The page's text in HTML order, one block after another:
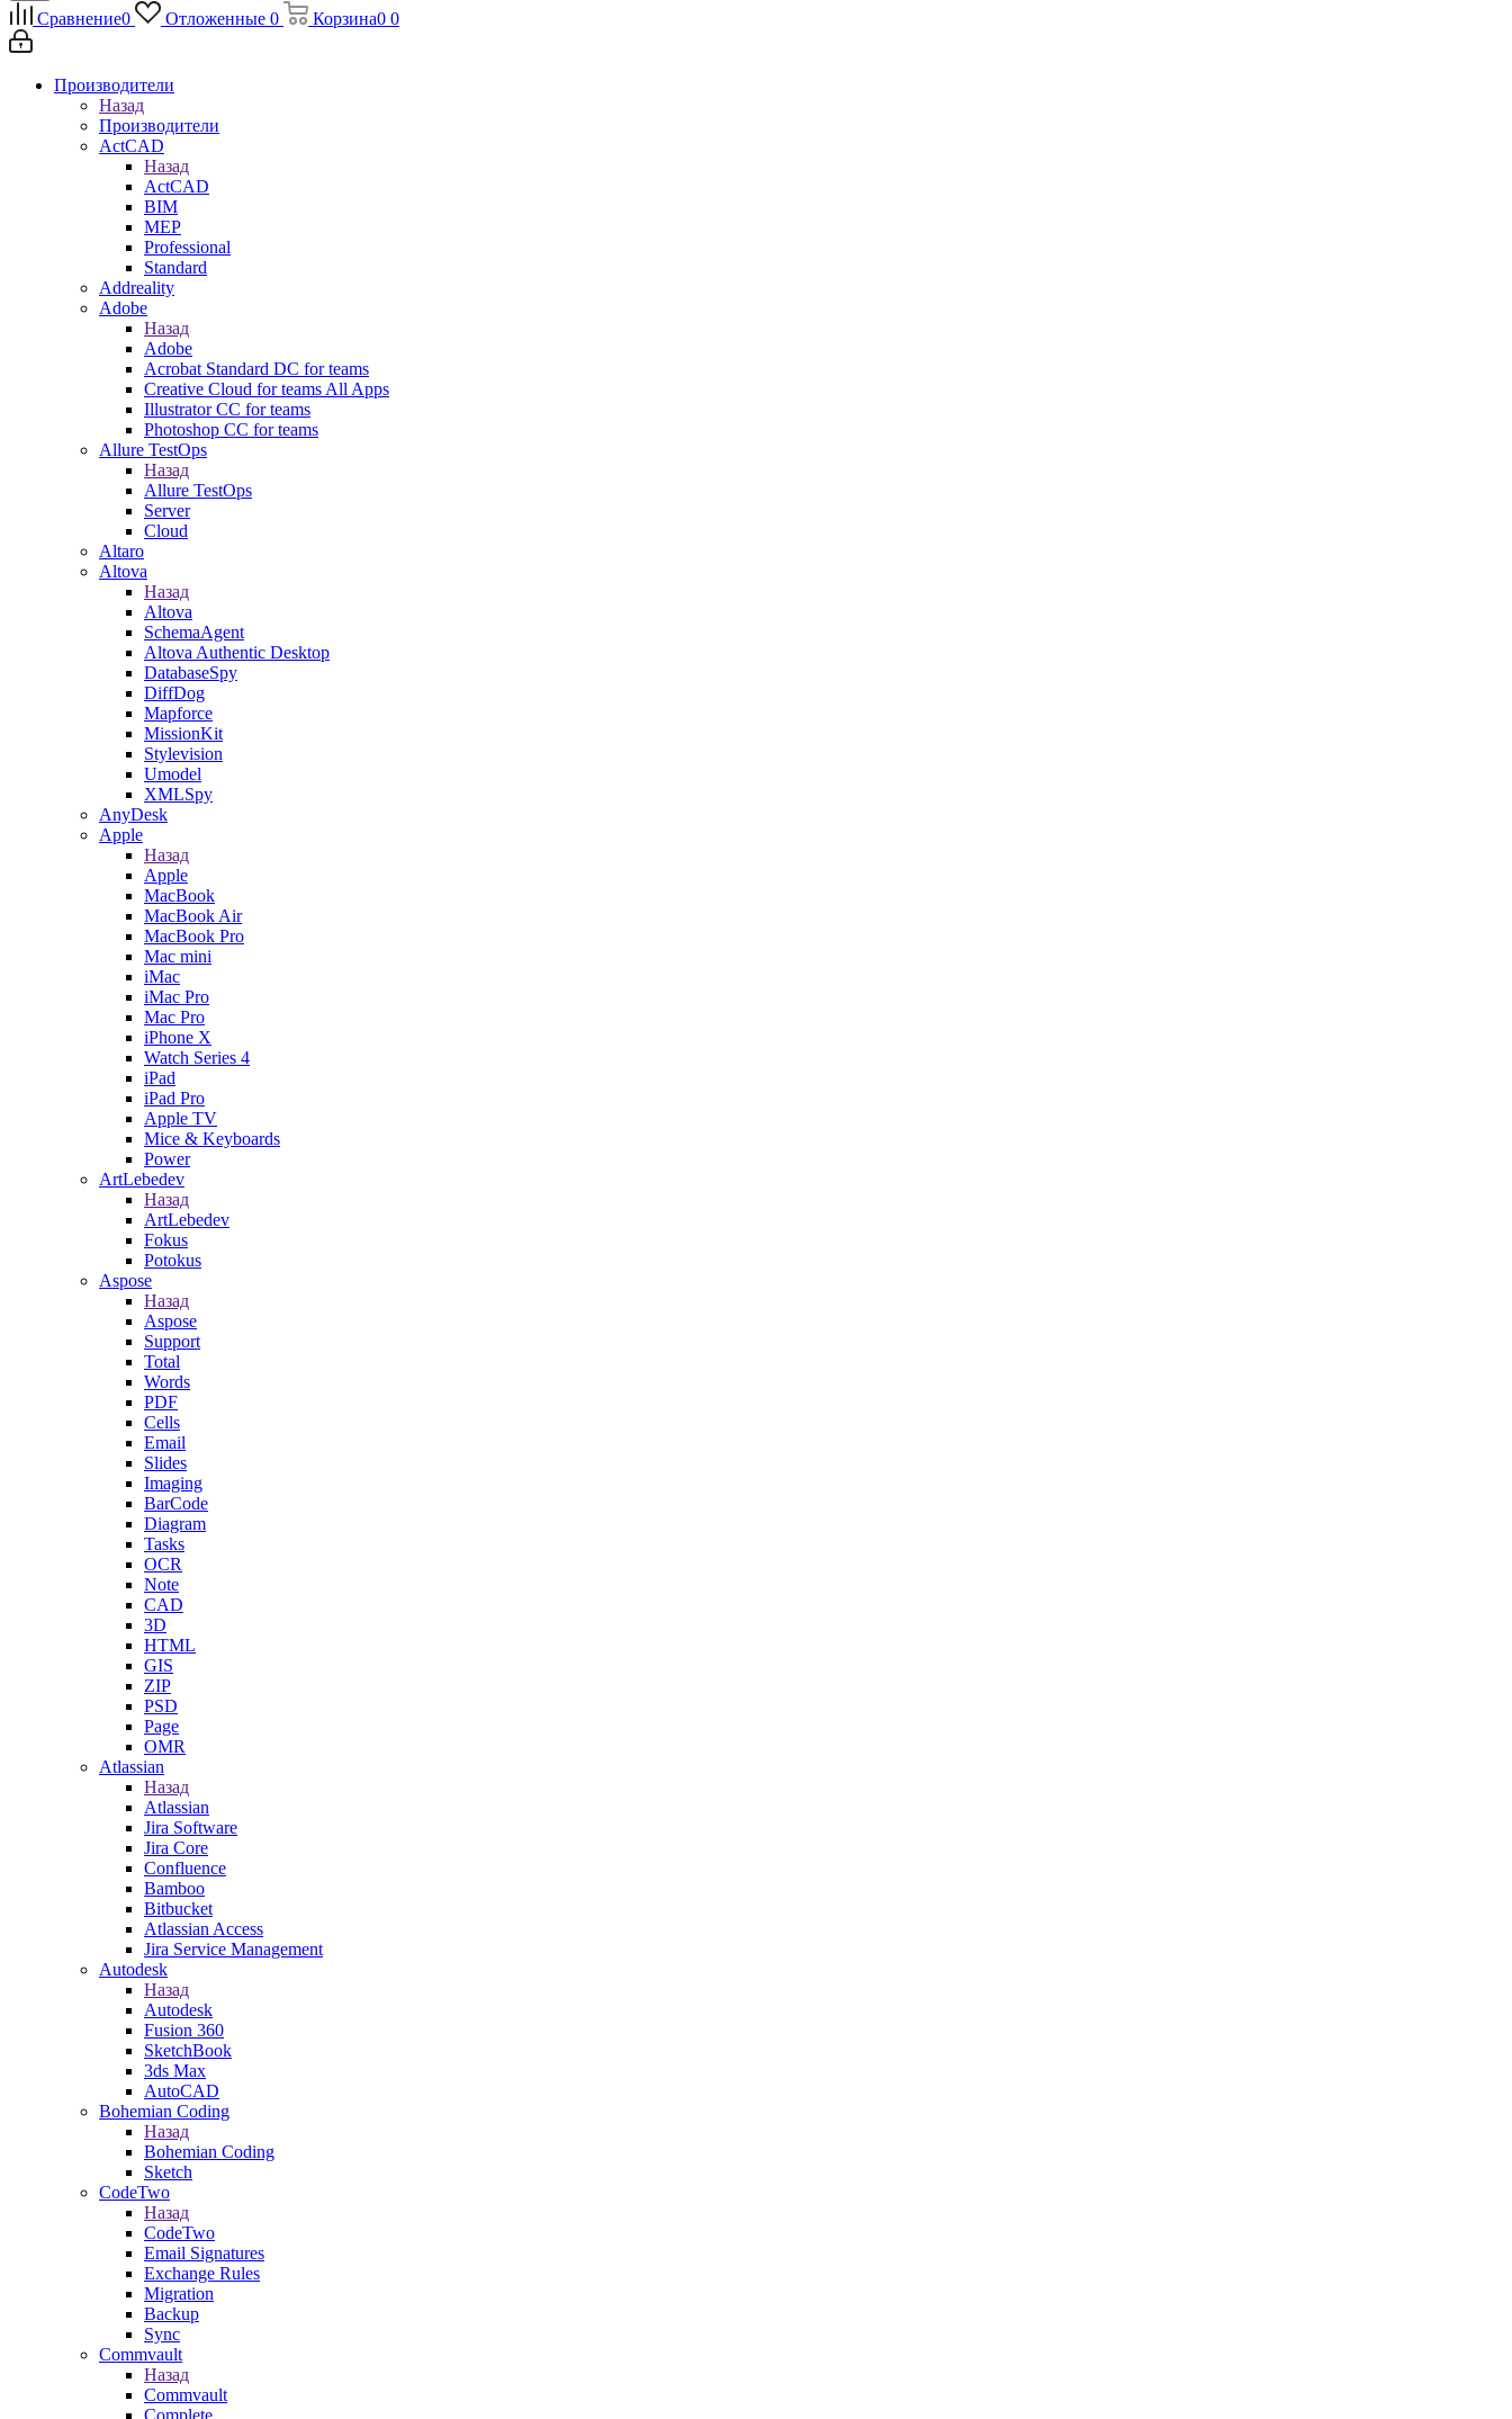
Сравнение0 Отложенные 0 Корзина0 0
Производители
Назад
Производители
ActCAD
Назад
ActCAD
BIM
MEP
Professional
Standard
Addreality
Adobe
Назад
Adobe
Acrobat Standard DC for teams
Creative Cloud for teams All Apps
Illustrator CC for teams
Photoshop CC for teams
Allure TestOps
Назад
Allure TestOps
Server
Cloud
Altaro
Altova
Назад
Altova
SchemaAgent
Altova Authentic Desktop
DatabaseSpy
DiffDog
Mapforce
MissionKit
Stylevision
Umodel
XMLSpy
AnyDesk
Apple
Назад
Apple
MacBook
MacBook Air
MacBook Pro
Mac mini
iMac
iMac Pro
Mac Pro
iPhone X
Watch Series 4
iPad
iPad Pro
Apple TV
Mice & Keyboards
Power
ArtLebedev
Назад
ArtLebedev
Fokus
Potokus
Aspose
Назад
Aspose
Support
Total
Words
PDF
Cells
Email
Slides
Imaging
BarCode
Diagram
Tasks
OCR
Note
CAD
3D
HTML
GIS
ZIP
PSD
Page
OMR
Atlassian
Назад
Atlassian
Jira Software
Jira Core
Confluence
Bamboo
Bitbucket
Atlassian Access
Jira Service Management
Autodesk
Назад
Autodesk
Fusion 360
SketchBook
3ds Max
AutoCAD
Bohemian Coding
Назад
Bohemian Coding
Sketch
CodeTwo
Назад
CodeTwo
Email Signatures
Exchange Rules
Migration
Backup
Sync
Commvault
Назад
Commvault
Complete